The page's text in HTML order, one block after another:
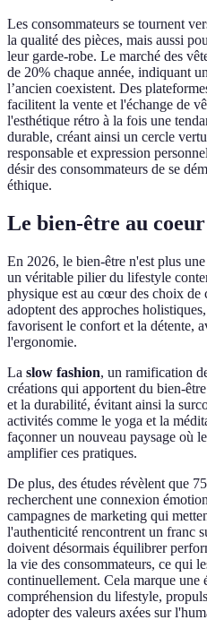
Les consommateurs se tournent
la qualité des pièces, mais aussi
leur garde-robe. Le marché des
de 20% chaque année, indiquant
l’ancien coexistent. Des
facilitent la vente et l'échange de
l'esthétique rétro à la fois une
durable, créant ainsi un cercle
responsable et expression
désir des consommateurs de se
éthique.
Le bien-être au
En 2026, le bien-être n'est plus
un véritable pilier du lifestyle
physique est au cœur des choix de
adoptent des approches
favorisent le confort et la détente,
l'ergonomie.
La slow fashion, un ramification
créations qui apportent du bien-
et la durabilité, évitant ainsi la
activités comme le yoga et la
façonner un nouveau paysage où
amplifier ces pratiques.
De plus, des études révèlent que
recherchent une connexion
campagnes de marketing qui
l'authenticité rencontrent un franc
doivent désormais équilibrer
la vie des consommateurs, ce qui
continuellement. Cela marque une
compréhension du lifestyle,
adopter des valeurs axées sur